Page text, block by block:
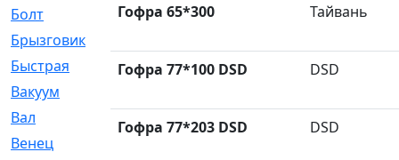
Болт
[247]
Брызговик
Быстрая
[2]
Вакуум
Вал
[194]
Венец
Гофра 65*300 Тайвань
Гофра 77*100 DSD DSD
Гофра 77*203 DSD DSD